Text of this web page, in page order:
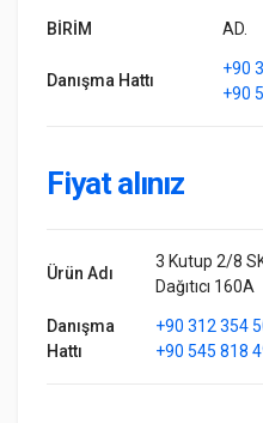
BİRİM AD.
Danışma Hattı
+90
+90
Fiyat alınız
Ürün Adı
3 Kutup 2/8
Dağıtıcı 160A
Danışma
Hattı
+90 312 354
+90 545 818